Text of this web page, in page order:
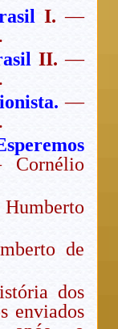
I. —
II. —
—
de
dos
enviados